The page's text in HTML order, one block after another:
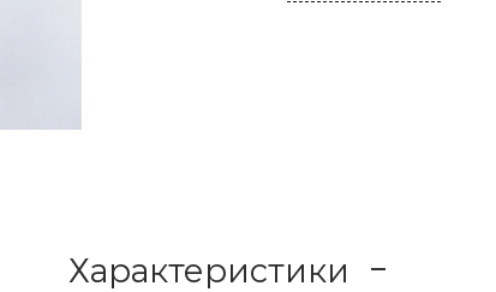
Характеристики